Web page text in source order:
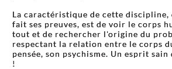
La caractéristique de cette discipline,
fait ses preuves, est de voir le corps
tout et de rechercher l'origine du
respectant la relation entre le corps
pensée, son psychisme. Un esprit sain
!